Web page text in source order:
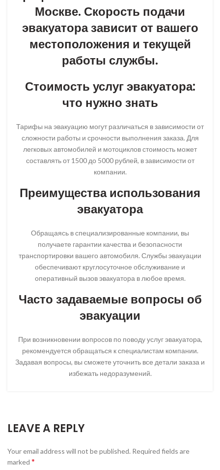
Москве. Скорость подачи
эвакуатора зависит от вашего
местоположения и текущей
работы службы.
Стоимость услуг эвакуатора:
что нужно знать
Тарифы на эвакуацию могут различаться в зависимости от
сложности работы и срочности выполнения заказа. Для
легковых автомобилей и мотоциклов стоимость может
составлять от 1500 до 5000 рублей, в зависимости от
компании.
Преимущества использования
эвакуатора
Обращаясь в специализированные компании, вы
получаете гарантии качества и безопасности
транспортировки вашего автомобиля. Службы эвакуации
обеспечивают круглосуточное обслуживание и
оперативный вызов эвакуатора в любое время.
Часто задаваемые вопросы об
эвакуации
При возникновении вопросов по поводу услуг эвакуатора,
рекомендуется обращаться к специалистам компании.
Задавая вопросы, вы сможете уточнить все детали заказа и
избежать недоразумений.
LEAVE A REPLY
Your email address will not be published. Required fields are
marked *